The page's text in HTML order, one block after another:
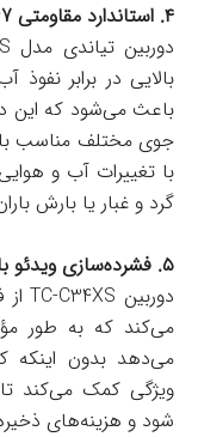
۴. استاندارد مقاومتی IP67
دوربین تیاندی مدل TC-C34XS با استاندارد
بالایی در برابر
باعث می‌شود که این
جوی مختلف مناسب
با تغییرات آب و
گرد و غبار یا بارش
۵. فشرده‌سازی ویدئو با فناوری H.265
دوربین TC-C34XS از فناوری فشرده‌سازی ویدئو
می‌کند که به طور
می‌دهد بدون اینکه
ویژگی کمک می‌کند تا
شود و هزینه‌های